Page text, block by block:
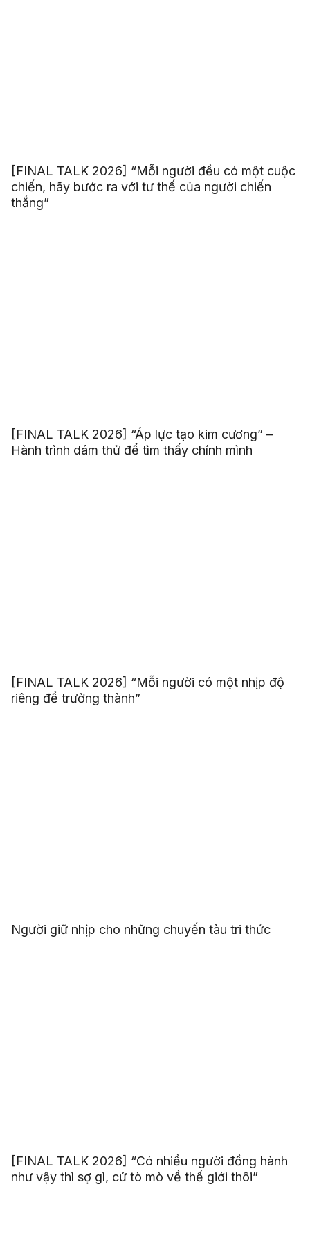
[FINAL TALK 2026] “Mỗi người đều có một cuộc
chiến, hãy bước ra với tư thế của người chiến
thắng”
[FINAL TALK 2026] “Áp lực tạo kim cương” –
Hành trình dám thử để tìm thấy chính mình
[FINAL TALK 2026] “Mỗi người có một nhịp độ
riêng để trưởng thành”
Người giữ nhịp cho những chuyến tàu tri thức
[FINAL TALK 2026] “Có nhiều người đồng hành
như vậy thì sợ gì, cứ tò mò về thế giới thôi”